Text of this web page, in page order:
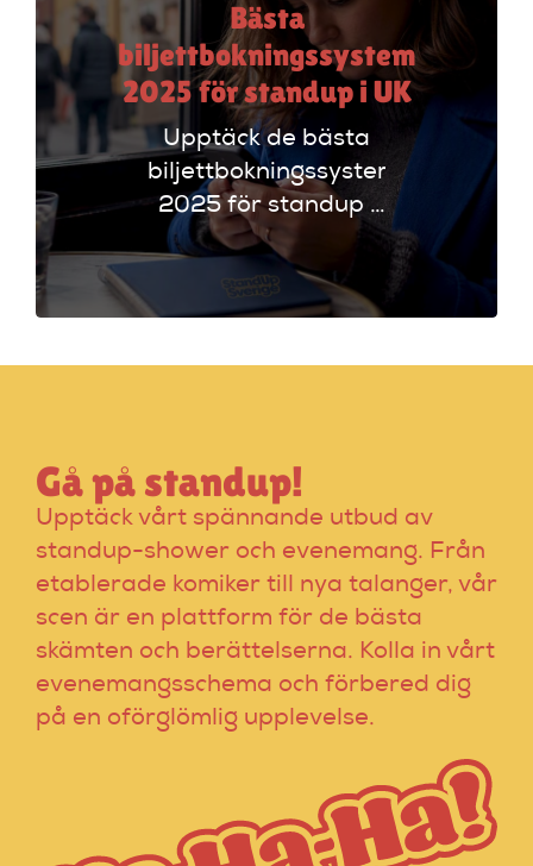
Bästa
biljettbokningssystem
2025 för standup i UK
Upptäck de bästa
biljettbokningssystem
2025 för standup i
UK. Jämför
plattformar som
Ticketmaster och
rätt alternativ!
Gå på standup!
Upptäck vårt spännande utbud av
standup-shower och evenemang. Från
etablerade komiker till nya talanger, vår
scen är en plattform för de bästa
skämten och berättelserna. Kolla in vårt
evenemangsschema och förbered dig
på en oförglömlig upplevelse.